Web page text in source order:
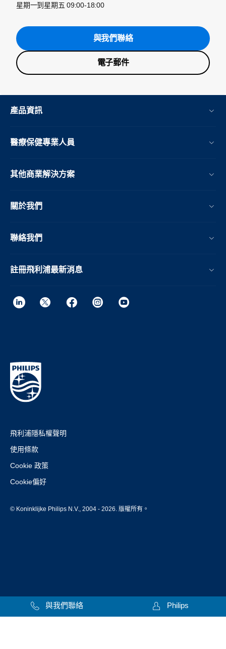
星期一到星期五 09:00-18:00
與我們聯絡
電子郵件
產品資訊
醫療保健專業人員
其他商業解決方案
關於我們
聯絡我們
註冊飛利浦最新消息
飛利浦隱私權聲明
使用條款
Cookie 政策
Cookie偏好
© Koninklijke Philips N.V., 2004 - 2026. 版權所有。
與我們聯絡 Philips